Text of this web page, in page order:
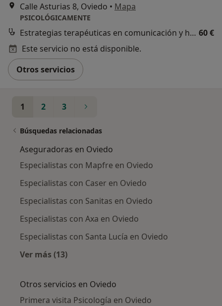
Calle Asturias 8, Oviedo • Mapa
PSICOLÓGICAMENTE
Estrategias terapéuticas en comunicación y habilidades sociales 60 €
Este servicio no está disponible.
Otros servicios
1 2 3
Búsquedas relacionadas
Aseguradoras en Oviedo
Especialistas con Mapfre en Oviedo
Especialistas con Caser en Oviedo
Especialistas con Sanitas en Oviedo
Especialistas con Axa en Oviedo
Especialistas con Santa Lucía en Oviedo
Ver más (13)
Otros servicios en Oviedo
Primera visita Psicología en Oviedo